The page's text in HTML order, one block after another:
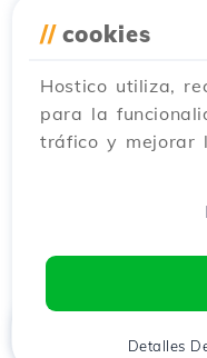
// cookies
Hostico utiliza,
para la
tráfico y mejorar
Detalles
Cliente